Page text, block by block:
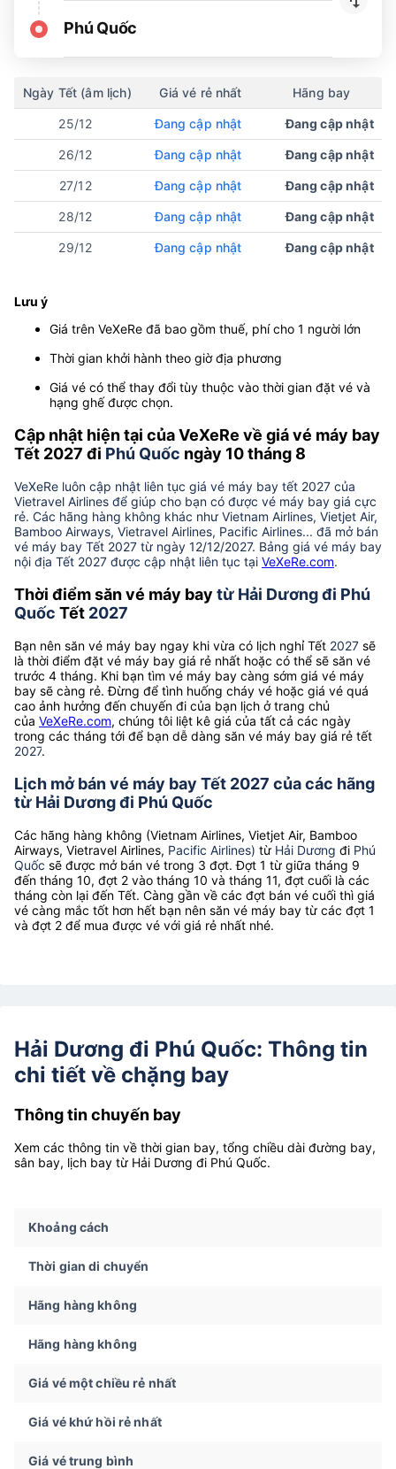
Phú Quốc
Ngày Tết (âm lịch) Giá vé rẻ nhất Hãng bay
25/12 Đang cập nhật Đang cập nhật
26/12 Đang cập nhật Đang cập nhật
27/12 Đang cập nhật Đang cập nhật
28/12 Đang cập nhật Đang cập nhật
29/12 Đang cập nhật Đang cập nhật
Lưu ý
Giá trên VeXeRe đã bao gồm thuế, phí cho 1 người lớn
Thời gian khởi hành theo giờ địa phương
Giá vé có thể thay đổi tùy thuộc vào thời gian đặt vé và
hạng ghế được chọn.
Cập nhật hiện tại của VeXeRe về giá vé máy bay
Tết 2027 đi Phú Quốc ngày 10 tháng 8
VeXeRe luôn cập nhật liên tục giá vé máy bay tết 2027 của
Vietravel Airlines để giúp cho bạn có được vé máy bay giá cực
rẻ. Các hãng hàng không khác như Vietnam Airlines, Vietjet Air,
Bamboo Airways, Vietravel Airlines, Pacific Airlines... đã mở bán
vé máy bay Tết 2027 từ ngày 12/12/2027. Bảng giá vé máy bay
nội địa Tết 2027 được cập nhật liên tục tại VeXeRe.com.
Thời điểm săn vé máy bay từ Hải Dương đi Phú
Quốc Tết 2027
Bạn nên săn vé máy bay ngay khi vừa có lịch nghỉ Tết 2027 sẽ
là thời điểm đặt vé máy bay giá rẻ nhất hoặc có thể sẽ săn vé
trước 4 tháng. Khi bạn tìm vé máy bay càng sớm giá vé máy
bay sẽ càng rẻ. Đừng để tình huống cháy vé hoặc giá vé quá
cao ảnh hưởng đến chuyến đi của bạn lịch ở trang chủ
của VeXeRe.com, chúng tôi liệt kê giá của tất cả các ngày
trong các tháng tới để bạn dễ dàng săn vé máy bay giá rẻ tết
2027.
Lịch mở bán vé máy bay Tết 2027 của các hãng
từ Hải Dương đi Phú Quốc
Các hãng hàng không (Vietnam Airlines, Vietjet Air, Bamboo
Airways, Vietravel Airlines, Pacific Airlines) từ Hải Dương đi Phú
Quốc sẽ được mở bán vé trong 3 đợt. Đợt 1 từ giữa tháng 9
đến tháng 10, đợt 2 vào tháng 10 và tháng 11, đợt cuối là các
tháng còn lại đến Tết. Càng gần về các đợt bán vé cuối thì giá
vé càng mắc tốt hơn hết bạn nên săn vé máy bay từ các đợt 1
và đợt 2 để mua được vé với giá rẻ nhất nhé.
Hải Dương đi Phú Quốc: Thông tin
chi tiết về chặng bay
Thông tin chuyến bay
Xem các thông tin về thời gian bay, tổng chiều dài đường bay,
sân bay, lịch bay từ Hải Dương đi Phú Quốc.
Khoảng cách
Thời gian di chuyển
Hãng hàng không
Hãng hàng không
Giá vé một chiều rẻ nhất
Giá vé khứ hồi rẻ nhất
Giá vé trung bình